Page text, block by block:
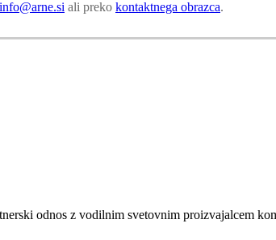
info@arne.si ali preko kontaktnega obrazca.
odnos z vodilnim svetovnim proizvajalcem